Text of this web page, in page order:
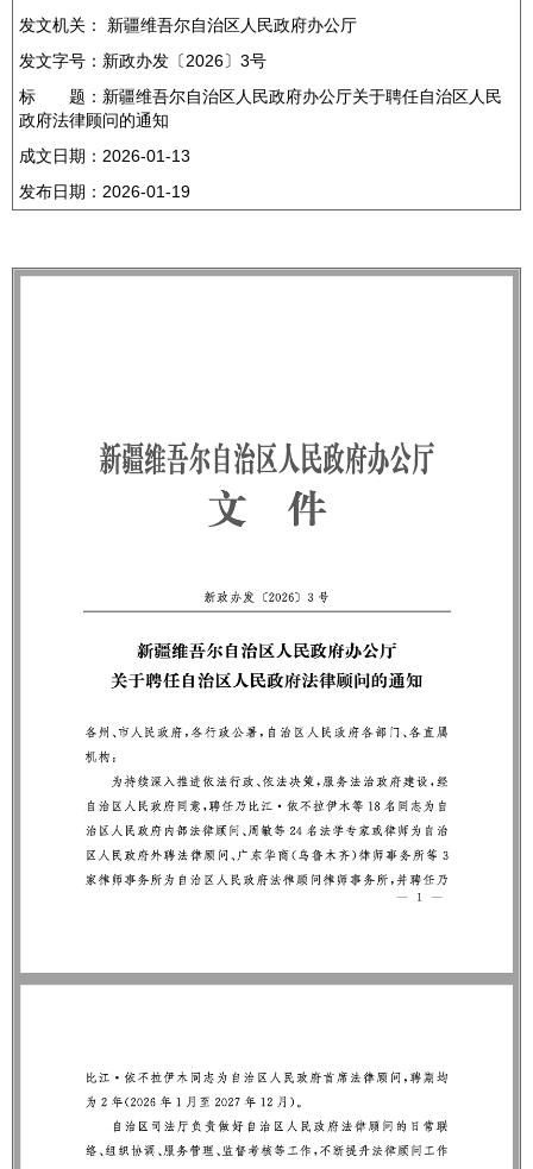
发文机关：
新疆维吾尔自治区人民政府办公厅
发文字号： 新政办发〔2026〕3号
标
题： 新疆维吾尔自治区人民政府办公厅关于聘任自治区人民
政府法律顾问的通知
成文日期： 2026-01-13
发布日期： 2026-01-19